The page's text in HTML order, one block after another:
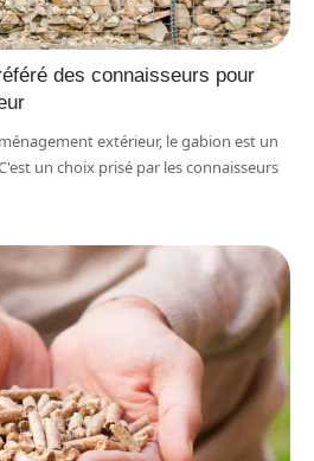
des connaisseurs pour
extérieur, le gabion est un
un choix prisé par les connaisseurs